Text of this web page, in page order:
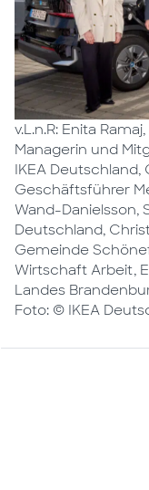
v.L.n.R: Enita
Managerin und
IKEA
Geschäftsführer
Wand-Danielsson,
Deutschland,
Gemeinde
Wirtschaft Arbeit,
Landes
Foto: © IKEA